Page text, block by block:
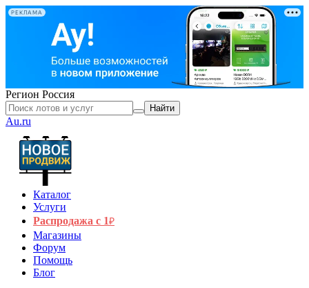
РЕКЛАМА
Регион Россия
Найти
Au.ru
Каталог
Услуги
Распродажа с 1₽
Магазины
Форум
Помощь
Блог